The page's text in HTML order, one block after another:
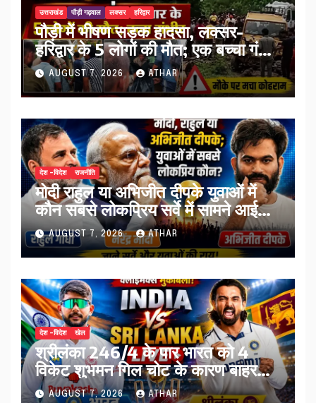
उत्तराखंड पौड़ी गढ़वाल लक्सर हरिद्वार
पौड़ी में भीषण सड़क हादसा, लक्सर-
हरिद्वार के 5 लोगों की मौत; एक बच्चा गंभीर
घायल…
AUGUST 7, 2026 ATHAR
देश -विदेश राजनीति
मोदी राहुल या अभिजीत दीपके युवाओं में
कौन सबसे लोकप्रिय सर्वे में सामने आई
तस्वीर…
AUGUST 7, 2026 ATHAR
देश -विदेश खेल
श्रीलंका 246/4 के पार भारत को 4
विकेट शुभमन गिल चोट के कारण बाहर…
AUGUST 7, 2026 ATHAR